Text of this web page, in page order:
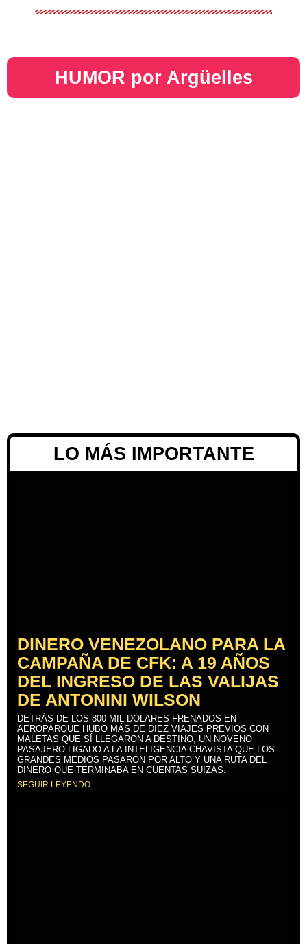
HUMOR por Argüelles​
LO MÁS IMPORTANTE
DINERO VENEZOLANO PARA LA
CAMPAÑA DE CFK: A 19 AÑOS
DEL INGRESO DE LAS VALIJAS
DE ANTONINI WILSON
DETRÁS DE LOS 800 MIL DÓLARES FRENADOS EN
AEROPARQUE HUBO MÁS DE DIEZ VIAJES PREVIOS CON
MALETAS QUE SÍ LLEGARON A DESTINO, UN NOVENO
PASAJERO LIGADO A LA INTELIGENCIA CHAVISTA QUE LOS
GRANDES MEDIOS PASARON POR ALTO Y UNA RUTA DEL
DINERO QUE TERMINABA EN CUENTAS SUIZAS.
SEGUIR LEYENDO